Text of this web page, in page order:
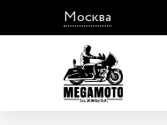
Москва